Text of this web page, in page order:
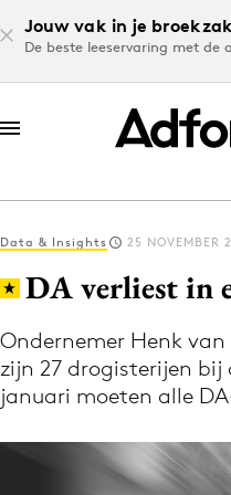
Jouw vak in je
De beste leeservaring met de
Log in
Volg het laatste
Data & Insights 25 NOVEMBER
DA verliest in
Ondernemer Henk
zijn 27 drogisterijen bij
januari moeten alle